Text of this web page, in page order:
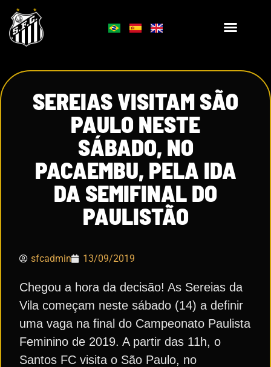
SEREIAS VISITAM SÃO
PAULO NESTE
SÁBADO, NO
PACAEMBU, PELA IDA
DA SEMIFINAL DO
PAULISTÃO
sfcadmin 13/09/2019
Chegou a hora da decisão! As Sereias da
Vila começam neste sábado (14) a definir
uma vaga na final do Campeonato Paulista
Feminino de 2019. A partir das 11h, o
Santos FC visita o São Paulo, no